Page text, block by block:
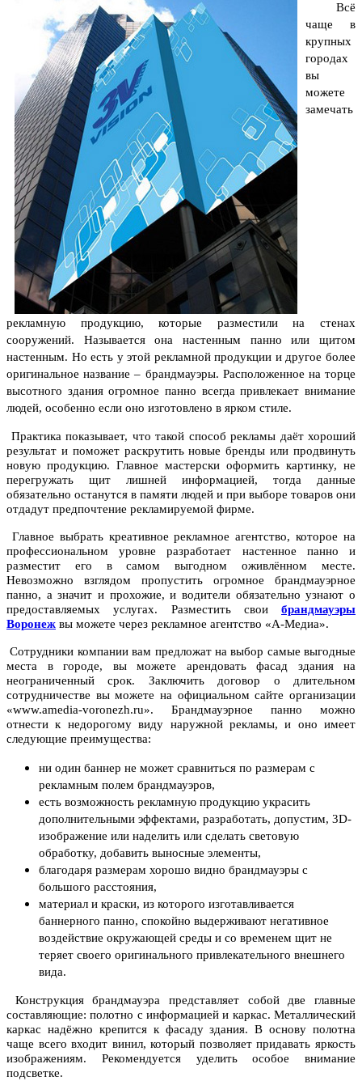
Всё
чаще в
крупных
городах
вы
можете
замечать
рекламную продукцию, которые разместили на стенах
сооружений. Называется она настенным панно или щитом
настенным. Но есть у этой рекламной продукции и другое более
оригинальное название – брандмауэры. Расположенное на торце
высотного здания огромное панно всегда привлекает внимание
людей, особенно если оно изготовлено в ярком стиле.
Практика показывает, что такой способ рекламы даёт хороший
результат и поможет раскрутить новые бренды или продвинуть
новую продукцию. Главное мастерски оформить картинку, не
перегружать щит лишней информацией, тогда данные
обязательно останутся в памяти людей и при выборе товаров они
отдадут предпочтение рекламируемой фирме.
Главное выбрать креативное рекламное агентство, которое на
профессиональном уровне разработает настенное панно и
разместит его в самом выгодном оживлённом месте.
Невозможно взглядом пропустить огромное брандмауэрное
панно, а значит и прохожие, и водители обязательно узнают о
предоставляемых услугах. Разместить свои брандмауэры
Воронеж вы можете через рекламное агентство «А-Медиа».
Сотрудники компании вам предложат на выбор самые выгодные
места в городе, вы можете арендовать фасад здания на
неограниченный срок. Заключить договор о длительном
сотрудничестве вы можете на официальном сайте организации
«www.amedia-voronezh.ru». Брандмауэрное панно можно
отнести к недорогому виду наружной рекламы, и оно имеет
следующие преимущества:
ни один баннер не может сравниться по размерам с
рекламным полем брандмауэров,
есть возможность рекламную продукцию украсить
дополнительными эффектами, разработать, допустим, 3D-
изображение или наделить или сделать световую
обработку, добавить выносные элементы,
благодаря размерам хорошо видно брандмауэры с
большого расстояния,
материал и краски, из которого изготавливается
баннерного панно, спокойно выдерживают негативное
воздействие окружающей среды и со временем щит не
теряет своего оригинального привлекательного внешнего
вида.
Конструкция брандмауэра представляет собой две главные
составляющие: полотно с информацией и каркас. Металлический
каркас надёжно крепится к фасаду здания. В основу полотна
чаще всего входит винил, который позволяет придавать яркость
изображениям. Рекомендуется уделить особое внимание
подсветке.